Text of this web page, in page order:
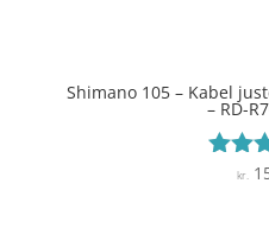
Shimano 105 – Kabel
– RD-
kr.